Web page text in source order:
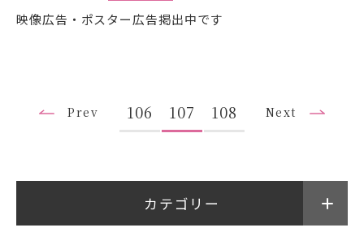
サイトマップ
映像広告・ポスター広告掲出中です
Prev 106 107 108 Next
カテゴリー